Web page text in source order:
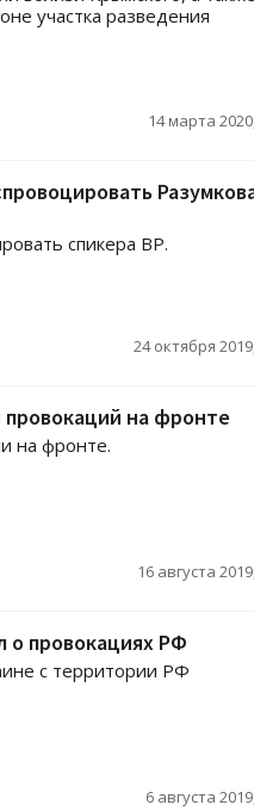
участка разведения
14 марта
спикера ВР.
24 октября
на фронте
на фронте.
16 августа
о провокациях РФ
с территории РФ
6 августа